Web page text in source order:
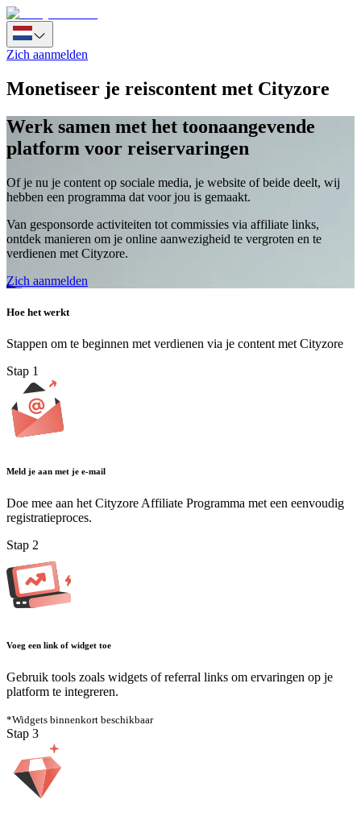
Zich aanmelden
Monetiseer je reiscontent met Cityzore
Werk samen met het toonaangevende
platform voor reiservaringen
Of je nu je content op sociale media, je website of beide deelt, wij
hebben een programma dat voor jou is gemaakt.
Van gesponsorde activiteiten tot commissies via affiliate links,
ontdek manieren om je online aanwezigheid te vergroten en te
verdienen met Cityzore.
Zich aanmelden
Hoe het werkt
Stappen om te beginnen met verdienen via je content met Cityzore
Stap 1
Meld je aan met je e-mail
Doe mee aan het Cityzore Affiliate Programma met een eenvoudig
registratieproces.
Stap 2
Voeg een link of widget toe
Gebruik tools zoals widgets of referral links om ervaringen op je
platform te integreren.
*Widgets binnenkort beschikbaar
Stap 3